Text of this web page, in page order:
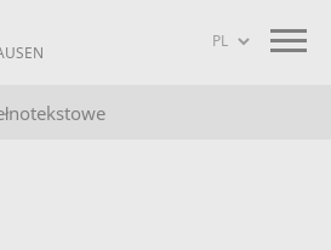
Informacja o projekcie